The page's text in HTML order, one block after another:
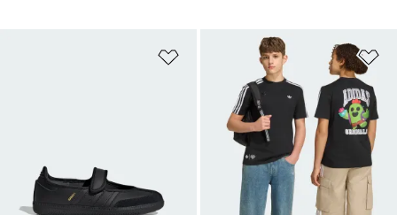
Ajouter à la Liste de produits